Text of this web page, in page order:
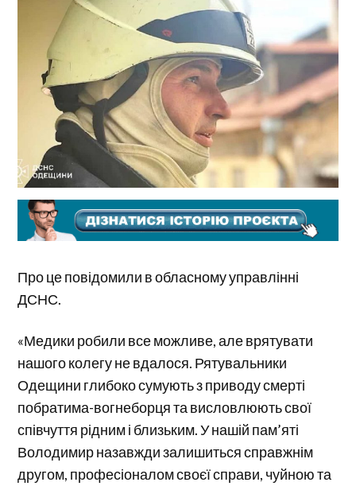
Про це повідомили в обласному управлінні
ДСНС.
«Медики робили все можливе, але врятувати
нашого колегу не вдалося. Рятувальники
Одещини глибоко сумують з приводу смерті
побратима-вогнеборця та висловлюють свої
співчуття рідним і близьким. У нашій пам’яті
Володимир назавжди залишиться справжнім
другом, професіоналом своєї справи, чуйною та